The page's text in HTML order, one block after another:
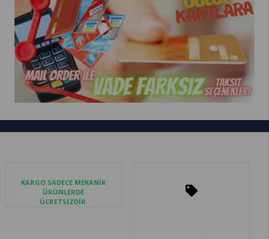
KARGO SADECE MEKANİK
ÜRÜNLERDE
ÜCRETSİZDİR.